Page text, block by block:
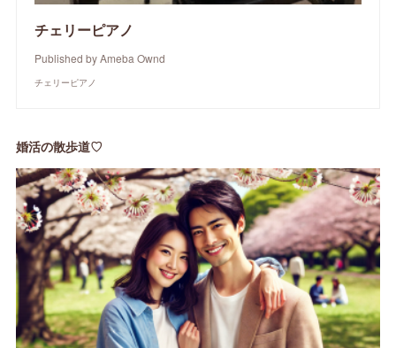
チェリーピアノ
Published by Ameba Ownd
チェリーピアノ
婚活の散歩道♡